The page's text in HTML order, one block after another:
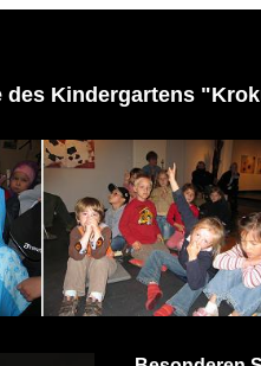
des Kindergartens